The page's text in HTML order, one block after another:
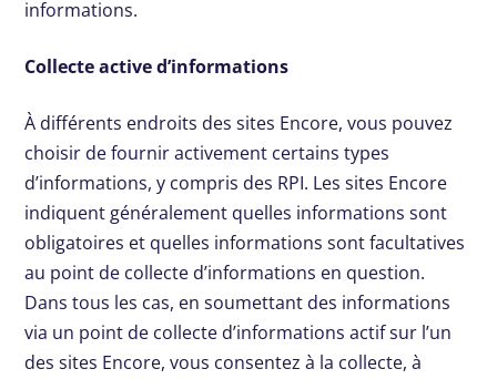
informations.
Collecte active d’informations
À différents endroits des sites Encore, vous pouvez
choisir de fournir activement certains types
d’informations, y compris des RPI. Les sites Encore
indiquent généralement quelles informations sont
obligatoires et quelles informations sont facultatives
au point de collecte d’informations en question.
Dans tous les cas, en soumettant des informations
via un point de collecte d’informations actif sur l’un
des sites Encore, vous consentez à la collecte, à